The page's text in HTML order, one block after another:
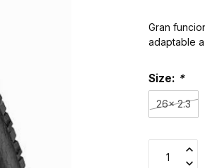
Gran
adaptable
Size: *
26x 2.3